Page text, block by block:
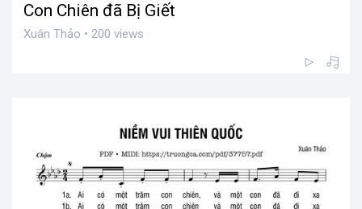
Con Chiên đã Bị Giết
Xuân Thảo • 200 views